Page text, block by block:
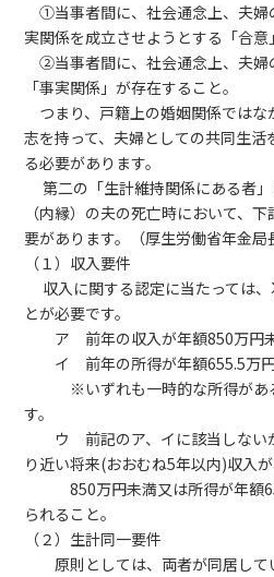
①当事者間に、社会通念上、夫婦
実関係を成立させようとする「合意
②当事者間に、社会通念上、夫婦
「事実関係」が存在すること。
つまり、戸籍上の婚姻関係ではな
志を持って、夫婦としての共同生
る必要があります。
第二の「生計維持関係にある者
（内縁）の夫の死亡時において、
要があります。（厚生労働省年金局
（１）収入要件
収入に関する認定に当たっては
とが必要です。
ア 前年の収入が年額850万円未
イ 前年の所得が年額655.5万円
※いずれも一時的な所得がある
す。
ウ 前記のア、イに該当しない
り近い将来(おおむね5年以内)収入
850万円未満又は所得が年額
られること。
（２）生計同一要件
原則としては、両者が同居して